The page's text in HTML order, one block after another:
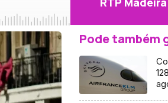
Pode também